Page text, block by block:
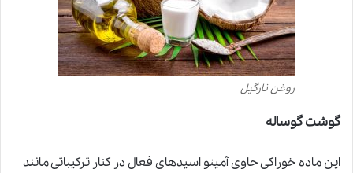
روغن نارگیل
گوشت گوساله
این ماده خوراکی حاوی آمینو اسیدهای فعال در کنار ترکیباتی مانند